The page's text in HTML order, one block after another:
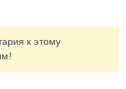
к этому